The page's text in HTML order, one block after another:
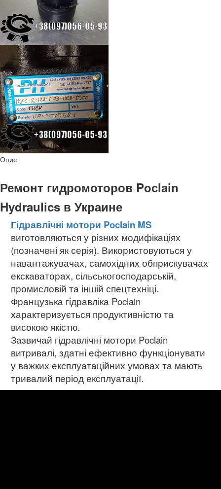
Опис
Ремонт гидромоторов Poclain
Hydraulics в Украине
Гідравлічні мотори Poclain MS
виготовляються у різних модифікаціях
(позначені як серія). Використовуються у
навантажувачах, самохідних обприскувачах
екскаваторах,сільськогосподарській,
промисловій та іншій спецтехніці.
Французька гідравліка Poclain
характеризується продуктивністю та
високою якістю.
Зазвичай гідравлічні мотори Poclain
витривалі, здатні ефективно функціонувати
у важких експлуатаційних умовах та мають
тривалий період експлуатації.